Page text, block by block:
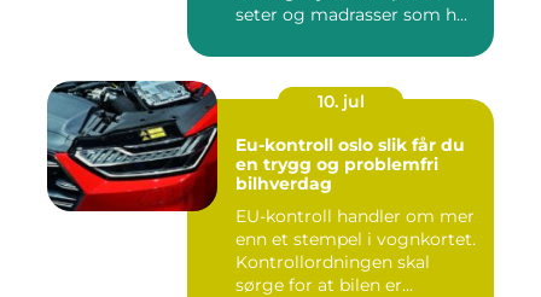
seter og madrasser som h...
10. jul
Eu-kontroll oslo slik får du
en trygg og problemfri
bilhverdag
EU-kontroll handler om mer
enn et stempel i vognkortet.
Kontrollordningen skal
sørge for at bilen er...